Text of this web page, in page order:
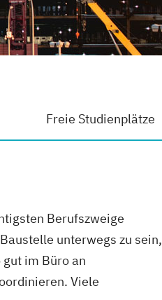
Freie Studienplätze
Berufszweige
unterwegs zu sein,
im Büro an
Viele